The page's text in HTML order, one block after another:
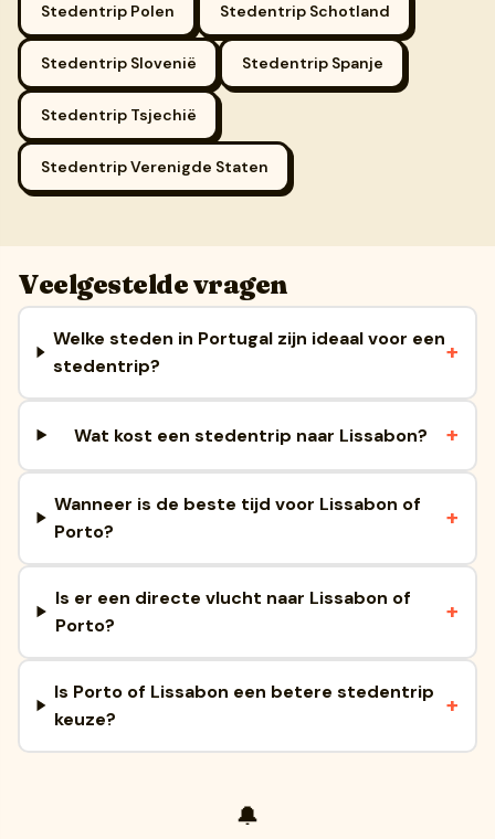
Stedentrip Polen Stedentrip Schotland
Stedentrip Slovenië Stedentrip Spanje
Stedentrip Tsjechië
Stedentrip Verenigde Staten
Veelgestelde vragen
Welke steden in Portugal zijn ideaal voor een
stedentrip?
Wat kost een stedentrip naar Lissabon?
Wanneer is de beste tijd voor Lissabon of
Porto?
Is er een directe vlucht naar Lissabon of
Porto?
Is Porto of Lissabon een betere stedentrip
keuze?
🔔